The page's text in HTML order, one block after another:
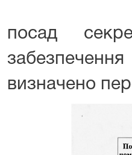
посад
визначено